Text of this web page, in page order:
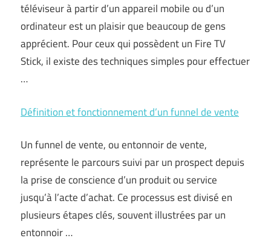
téléviseur à partir d’un appareil mobile ou d’un
ordinateur est un plaisir que beaucoup de gens
apprécient. Pour ceux qui possèdent un Fire TV
Stick, il existe des techniques simples pour effectuer
…
Définition et fonctionnement d’un funnel de vente
Un funnel de vente, ou entonnoir de vente,
représente le parcours suivi par un prospect depuis
la prise de conscience d’un produit ou service
jusqu’à l’acte d’achat. Ce processus est divisé en
plusieurs étapes clés, souvent illustrées par un
entonnoir …